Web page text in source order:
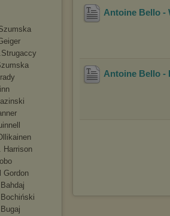
Harrison
Gordon
Antoine Bello -
Antoine Bello -